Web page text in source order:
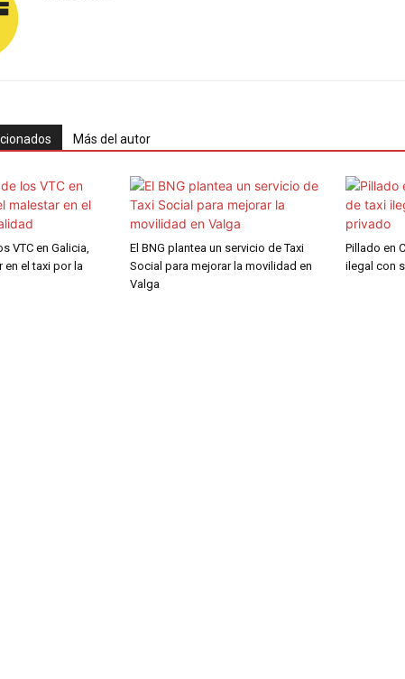
Más del autor
VTC en Galicia,
en el taxi por la
El BNG plantea un servicio de Taxi
Social para mejorar la movilidad en
Valga
Pillado en
ilegal con